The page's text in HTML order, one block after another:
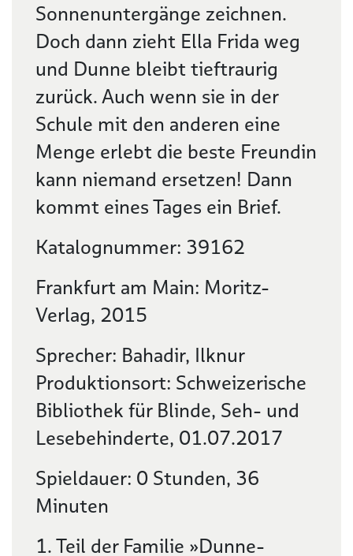
Sonnenuntergänge zeichnen.
Doch dann zieht Ella Frida weg
und Dunne bleibt tieftraurig
zurück. Auch wenn sie in der
Schule mit den anderen eine
Menge erlebt die beste Freundin
kann niemand ersetzen! Dann
kommt eines Tages ein Brief.
Katalognummer: 39162
Frankfurt am Main: Moritz-
Verlag, 2015
Sprecher: Bahadir, Ilknur
Produktionsort: Schweizerische
Bibliothek für Blinde, Seh- und
Lesebehinderte, 01.07.2017
Spieldauer: 0 Stunden, 36
Minuten
1. Teil der Familie »Dunne-